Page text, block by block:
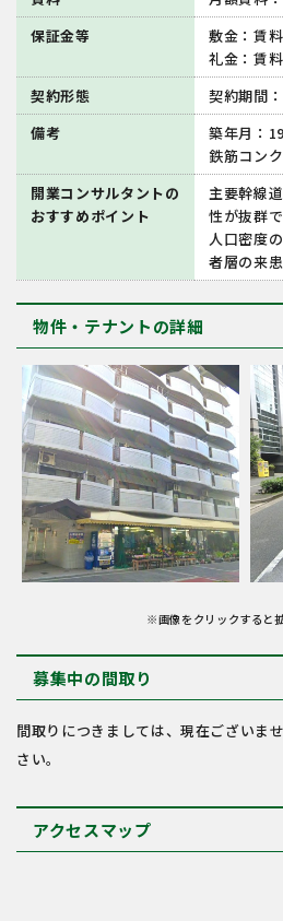
保証金等
敷金：賃
礼金：賃
契約形態
契約期間
備考
築年月：
鉄筋コン
開業コンサルタントの
おすすめポイント
主要幹線
性が抜群で
人口密度
者層の来
物件・テナントの詳細
※画像をクリックすると拡
募集中の間取り
間取りにつきましては、現在ございま
さい。
アクセスマップ